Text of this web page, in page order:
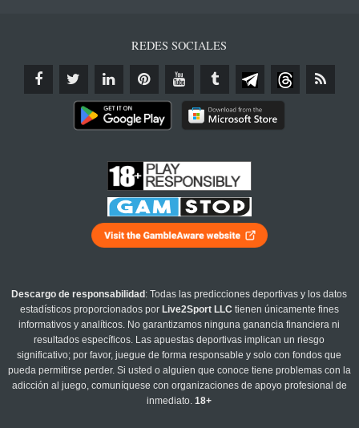
REDES SOCIALES
Descargo de responsabilidad : Todas las predicciones deportivas y los datos
estadísticos proporcionados por Live2Sport LLC tienen únicamente fines
informativos y analíticos. No garantizamos ninguna ganancia financiera ni
resultados específicos. Las apuestas deportivas implican un riesgo
significativo; por favor, juegue de forma responsable y solo con fondos que
pueda permitirse perder. Si usted o alguien que conoce tiene problemas con la
adicción al juego, comuníquese con organizaciones de apoyo profesional de
inmediato.18+